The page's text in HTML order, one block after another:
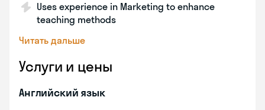
Uses experience in Marketing to enhance
teaching methods
Читать дальше
Услуги и цены
Английский язык